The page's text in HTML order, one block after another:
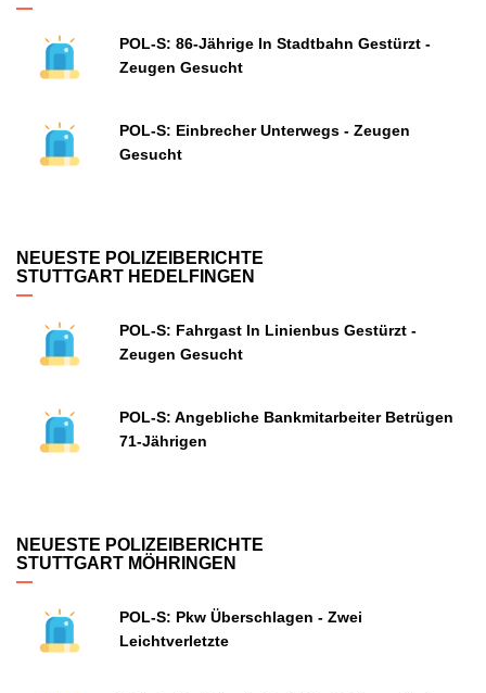
POL-S: 86-Jährige In Stadtbahn Gestürzt -
Zeugen Gesucht
POL-S: Einbrecher Unterwegs - Zeugen
Gesucht
NEUESTE POLIZEIBERICHTE
STUTTGART HEDELFINGEN
POL-S: Fahrgast In Linienbus Gestürzt -
Zeugen Gesucht
POL-S: Angebliche Bankmitarbeiter Betrügen
71-Jährigen
NEUESTE POLIZEIBERICHTE
STUTTGART MÖHRINGEN
POL-S: Pkw Überschlagen - Zwei
Leichtverletzte